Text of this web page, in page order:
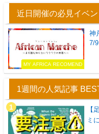
近日開催の必見イベン
MY AFRICA RECOMEND
神
7/
1週間の人気記事
【
ミ